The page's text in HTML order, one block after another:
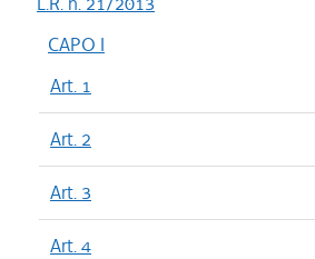
CAPO I
Art. 1
Art. 2
Art. 3
Art. 4